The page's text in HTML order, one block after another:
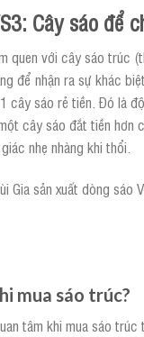
Cây sáo để
quen với cây sáo trúc
để nhận ra sự khác
cây sáo rẻ tiền. Đó là
cây sáo đắt tiền hơn
nhẹ nhàng khi thổi.
Gia sản xuất dòng sáo
mua sáo trúc?
tâm khi mua sáo trúc